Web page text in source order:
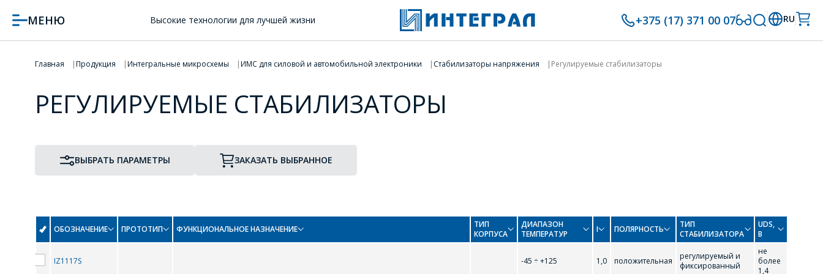
МЕНЮ Высокие технологии для лучшей жизни +375 (17) 371 00 07 RU
Главная Продукция Интегральные микросхемы ИМС для силовой и автомобильной электроники Стабилизаторы напряжения Регулируемые стабилизаторы
РЕГУЛИРУЕМЫЕ СТАБИЛИЗАТОРЫ
ВЫБРАТЬ ПАРАМЕТРЫ ЗАКАЗАТЬ ВЫБРАННОЕ
ОБОЗНАЧЕНИЕ ПРОТОТИП ФУНКЦИОНАЛЬНОЕ НАЗНАЧЕНИЕ
ТИП
КОРПУСА
ДИАПАЗОН
ТЕМПЕРАТУР
I ПОЛЯРНОСТЬ
ТИП
СТАБИЛИЗАТОРА
UDS,
В
IZ1117S -45 ÷ +125 1,0 положительная
регулируемый и
фиксированный
не
более
1,4